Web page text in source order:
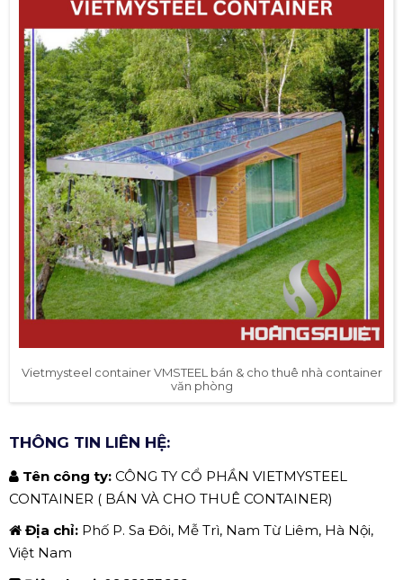
Vietmysteel container VMSTEEL bán & cho thuê nhà container
văn phòng
THÔNG TIN LIÊN HỆ:
Tên công ty: CÔNG TY CỔ PHẦN VIETMYSTEEL
CONTAINER ( BÁN VÀ CHO THUÊ CONTAINER)
Địa chỉ: Phố P. Sa Đôi, Mễ Trì, Nam Từ Liêm, Hà Nội,
Việt Nam